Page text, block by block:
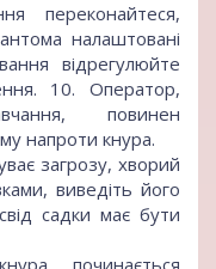
переконайтеся,
налаштовані
відрегулюйте
10. Оператор,
повинен
напроти кнура.
загрозу, хворий
виведіть його
садки має бути
починається